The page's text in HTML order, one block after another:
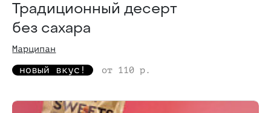
Традиционный десерт
без сахара
Марципан
новый вкус! от 110 р.